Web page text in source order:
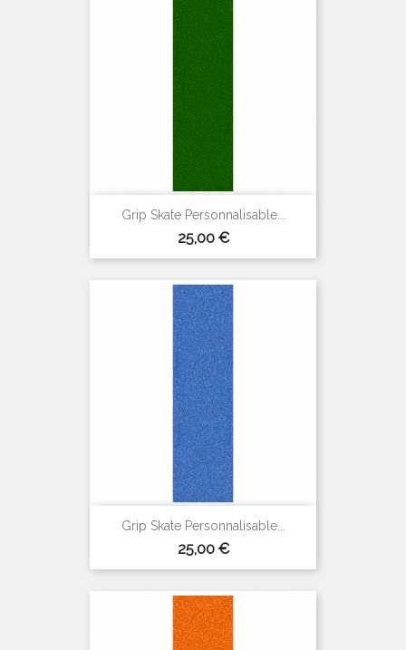
Grip Skate Personnalisable...
Prix
25,00 €
Grip Skate Personnalisable...
Prix
25,00 €